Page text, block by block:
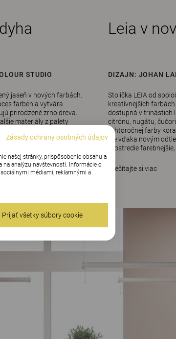
STUDIO
jaseň v nových farbách.
farbenia vytvára
prirodzené zrno dreva.
materiály z palety
výraz.
Leia v
DIZAJN: JOHAN
Stolička LEIA od
kreatívnejších
dostupná v trinástich
citrónu, nugátu,
tohtoročnej farby
ale vďaka novým
prostredie
Prečítajte si viac
Zásady ochrany osobných údajov
našej stránky, prispôsobenie obsahu a
na analýzu návštevnosti. Informácie o
médiami, reklamnými a
Prijať všetky súbory cookie